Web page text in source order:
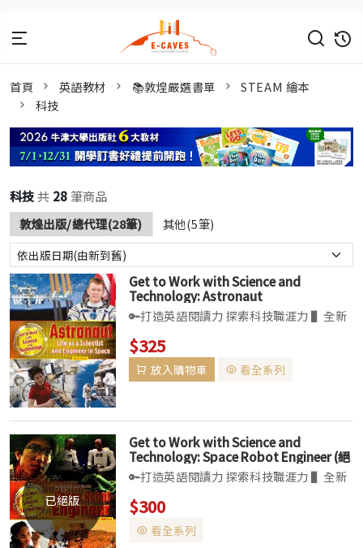
首頁 英語教材 📚敦煌嚴選書單
STEAM 繪本
科技
科技共 28筆商品
敦煌出版/總代理(28筆) 其他(5筆)
Get to Work with Science and
Technology: Astronaut
🔑打造英語閱讀力 探索科技職涯力 ▌全新
non-fiction系列，共六冊。介紹科學、科
技、工程及數學STEM領域的應用。 ▌兒
童早期識字專家精心設計的閱讀文本，讓孩
$325
放入購物車 看全系列
已絕版
Get to Work with Science and
Technology: Space Robot Engineer (絕
版售完為止)
🔑打造英語閱讀力 探索科技職涯力 ▌全新
non-fiction系列，共六冊。介紹科學、科
技、工程及數學STEM領域的應用。 ▌兒
童早期識字專家精心設計的閱讀文本，讓孩
$300
看全系列